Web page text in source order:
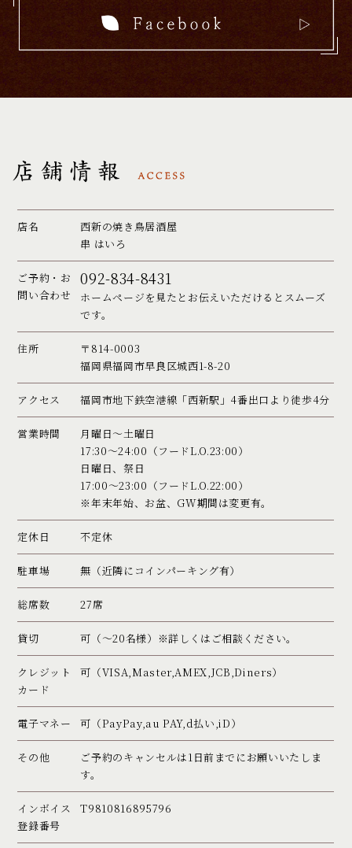
店名
西新の焼き鳥居酒屋
串 はいろ
ご予約・お
問い合わせ
092-834-8431
ホームページを見たとお伝えいただけるとスムーズ
です。
住所
〒814-0003
福岡県福岡市早良区城西1-8-20
アクセス 福岡市地下鉄空港線「西新駅」4番出口より徒歩4分
営業時間
月曜日〜土曜日
17:30〜24:00（フードL.O.23:00）
日曜日、祭日
17:00〜23:00（フードL.O.22:00）
※年末年始、お盆、GW期間は変更有。
定休日 不定休
駐車場 無（近隣にコインパーキング有）
総席数 27席
貸切 可（～20名様）※詳しくはご相談ください。
クレジット
カード
可（VISA,Master,AMEX,JCB,Diners）
電子マネー 可（PayPay,au PAY,d払い,iD）
その他
ご予約のキャンセルは1日前までにお願いいたしま
す。
インボイス
登録番号
T9810816895796